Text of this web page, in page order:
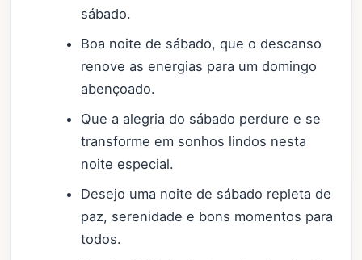
sábado.
Boa noite de sábado, que o descanso
renove as energias para um domingo
abençoado.
Que a alegria do sábado perdure e se
transforme em sonhos lindos nesta
noite especial.
Desejo uma noite de sábado repleta de
paz, serenidade e bons momentos para
todos.